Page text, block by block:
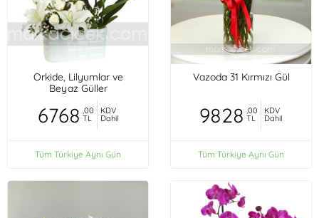
Orkide, Lilyumlar ve
Beyaz Güller
6768 ,00
TL
KDV
Dahil
Tüm Türkiye Aynı Gün
Vazoda 31 Kırmızı Gül
9828 ,00
TL
KDV
Dahil
Tüm Türkiye Aynı Gün